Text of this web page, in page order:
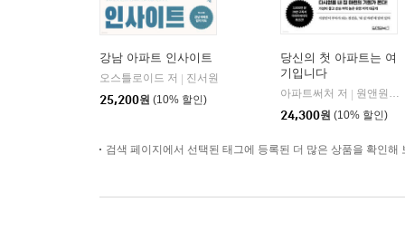
강남 아파트 인사이트
오스틀로이드 저
진서원
25,200원 (10% 할인)
당신의 첫 아파트는 여
기입니다
아파트써처 저
원앤원북스
24,300원 (10% 할인)
검색 페이지에서 선택된 태그에 등록된 더 많은 상품을 확인해